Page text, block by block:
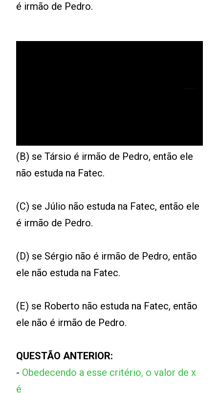
é irmão de Pedro.
(B) se Társio é irmão de Pedro, então ele
não estuda na Fatec.
(C) se Júlio não estuda na Fatec, então ele
é irmão de Pedro.
(D) se Sérgio não é irmão de Pedro, então
ele não estuda na Fatec.
(E) se Roberto não estuda na Fatec, então
ele não é irmão de Pedro.
QUESTÃO ANTERIOR:
- Obedecendo a esse critério, o valor de x
é